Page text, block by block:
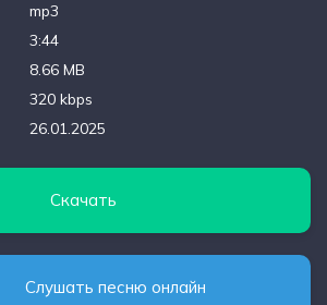
mp3
3:44
8.66 MB
320 kbps
26.01.2025
Скачать
Слушать песню онлайн